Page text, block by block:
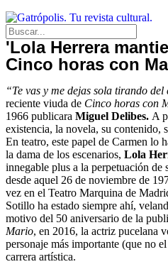
'Lola Herrera
Cinco horas con
“Te vas y me dejas sola tirando
reciente viuda de Cinco horas con
1966 publicara Miguel Delibes. A
existencia, la novela, su contenido,
En teatro, este papel de Carmen lo
la dama de los escenarios, Lola
innegable plus a la perpetuación de
desde aquel 26 de noviembre de
vez en el Teatro Marquina de
Sotillo ha estado siempre ahí,
motivo del 50 aniversario de la
Mario, en 2016, la actriz pucelana
personaje más importante (que no
carrera artística.